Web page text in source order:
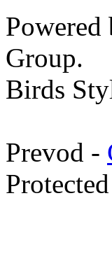
Powered
Group.
Birds
Prevod -